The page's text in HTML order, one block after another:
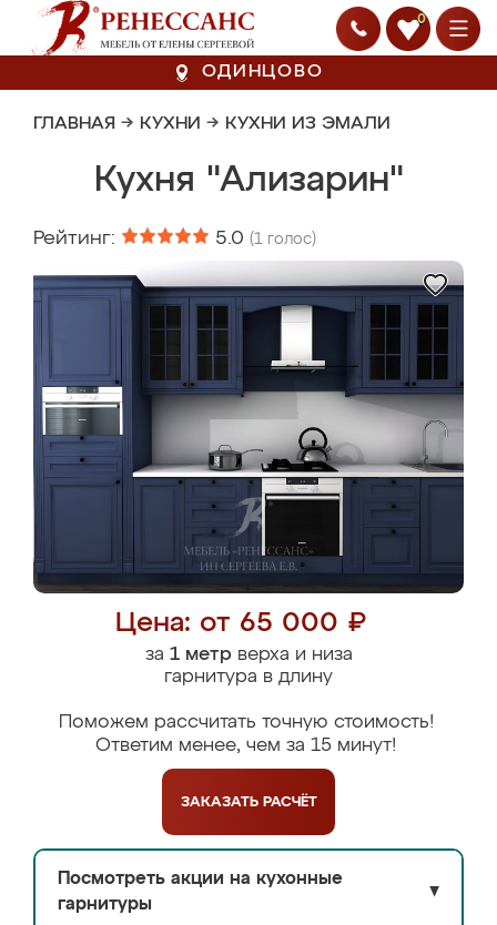
0
ОДИНЦОВО
ГЛАВНАЯ → КУХНИ → КУХНИ ИЗ ЭМАЛИ
Кухня "Ализарин"
Рейтинг: 5.0 (1 голос)
Цена: от 65 000 ₽
за 1 метрверха и низа
гарнитура в длину
Поможем рассчитать точную стоимость!
Ответим менее, чем за 15 минут!
ЗАКАЗАТЬ РАСЧЁТ
Посмотреть акции на кухонные
гарнитуры
▼